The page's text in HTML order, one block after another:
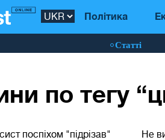
Політика
Статті
по тегу
поспіхом "підрізав"
Не